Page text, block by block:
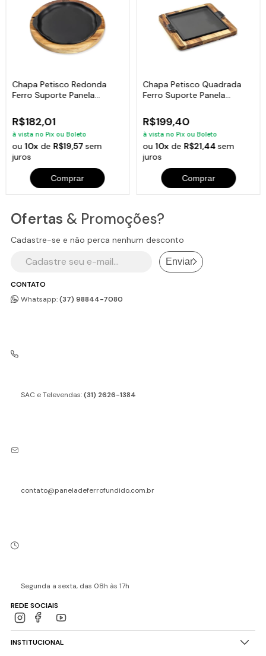
Chapa Petisco Redonda
Ferro Suporte Panela
R$182,01
à vista no Pix ou Boleto
ou10x de R$19,57sem
juros
Comprar
Chapa Petisco Quadrada
Ferro Suporte Panela
R$199,40
à vista no Pix ou Boleto
ou10x de R$21,44sem
juros
Comprar
CONTATO
Whatsapp:(37) 98844-7080
SAC e Televendas:(31) 2626-1384
contato@paneladeferrofundido.com.br
Segunda a sexta, das 08h às 17h
REDE SOCIAIS
INSTITUCIONAL
Ofertas & Promoções?
Cadastre-se e não perca nenhum desconto
Enviar